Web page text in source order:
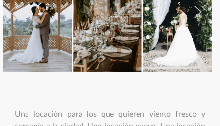
Una locación para los que quieren viento fresco y